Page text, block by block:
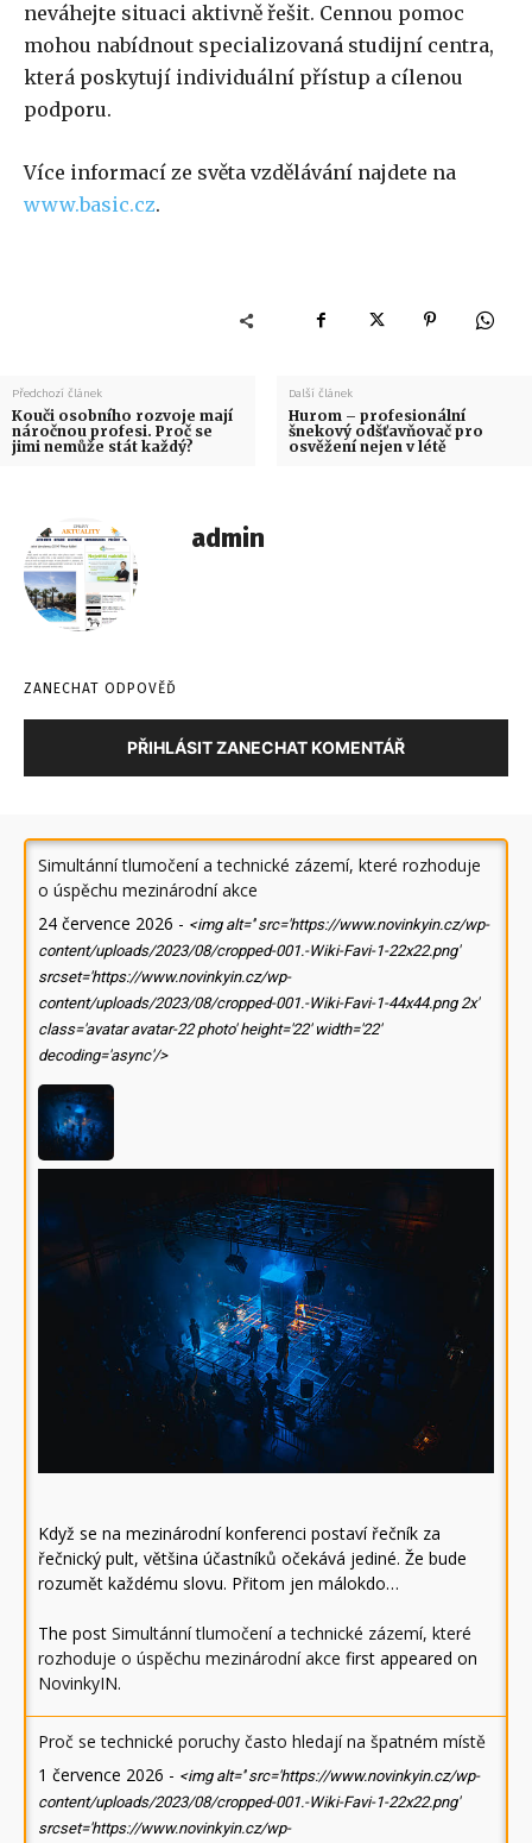
neváhejte situaci aktivně řešit. Cennou pomoc
mohou nabídnout specializovaná studijní centra,
která poskytují individuální přístup a cílenou
podporu.
Více informací ze světa vzdělávání najdete na
www.basic.cz.
Předchozí článek
Kouči osobního rozvoje mají
náročnou profesi. Proč se
jimi nemůže stát každý?
Další článek
Hurom – profesionální
šnekový odšťavňovač pro
osvěžení nejen v létě
admin
ZANECHAT ODPOVĚĎ
PŘIHLÁSIT ZANECHAT KOMENTÁŘ
Simultánní tlumočení a technické zázemí, které rozhoduje
o úspěchu mezinárodní akce
24 července 2026 - <img alt='' src='https://www.novinkyin.cz/wp-
content/uploads/2023/08/cropped-001.-Wiki-Favi-1-22x22.png'
srcset='https://www.novinkyin.cz/wp-
content/uploads/2023/08/cropped-001.-Wiki-Favi-1-44x44.png 2x'
class='avatar avatar-22 photo' height='22' width='22'
decoding='async'/>
Když se na mezinárodní konferenci postaví řečník za
řečnický pult, většina účastníků očekává jediné. Že bude
rozumět každému slovu. Přitom jen málokdo…
The post Simultánní tlumočení a technické zázemí, které
rozhoduje o úspěchu mezinárodní akce first appeared on
NovinkyIN.
Proč se technické poruchy často hledají na špatném místě
1 července 2026 - <img alt='' src='https://www.novinkyin.cz/wp-
content/uploads/2023/08/cropped-001.-Wiki-Favi-1-22x22.png'
srcset='https://www.novinkyin.cz/wp-